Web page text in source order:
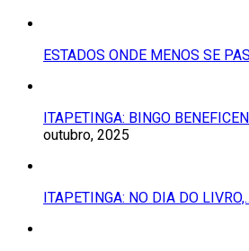
ESTADOS ONDE MENOS SE
ITAPETINGA: BINGO
outubro, 2025
ITAPETINGA: NO DIA DO